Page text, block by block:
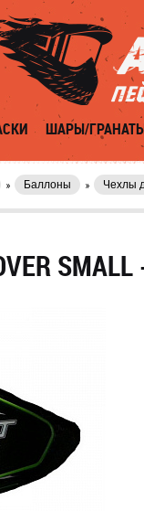
ШАРЫ/
Баллоны Чехлы